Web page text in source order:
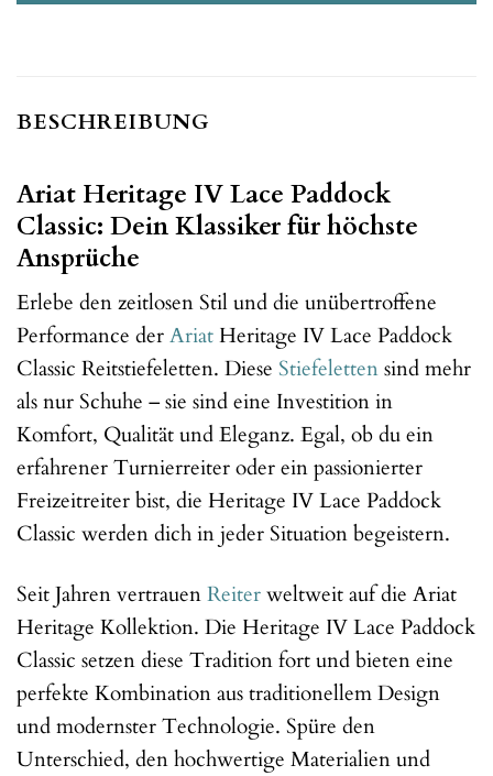
BESCHREIBUNG
Ariat Heritage IV Lace Paddock
Classic: Dein Klassiker für höchste
Ansprüche
Erlebe den zeitlosen Stil und die unübertroffene
Performance derAriatHeritage IV Lace Paddock
Classic Reitstiefeletten. Diese Stiefelettensind mehr
als nur Schuhe – sie sind eine Investition in
Komfort, Qualität und Eleganz. Egal, ob du ein
erfahrener Turnierreiter oder ein passionierter
Freizeitreiter bist, die Heritage IV Lace Paddock
Classic werden dich in jeder Situation begeistern.
Seit Jahren vertrauenReiterweltweit auf die Ariat
Heritage Kollektion. Die Heritage IV Lace Paddock
Classic setzen diese Tradition fort und bieten eine
perfekte Kombination aus traditionellem Design
und modernster Technologie. Spüre den
Unterschied, den hochwertige Materialien und